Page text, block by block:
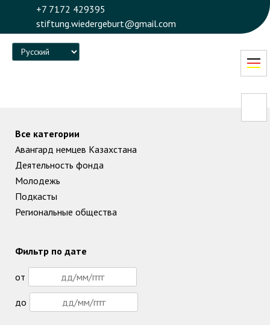
+7 7172 429395
stiftung.wiedergeburt@gmail.com
Language
Все категории
Авангард немцев Казахстана
Деятельность фонда
Молодежь
Подкасты
Региональные общества
Фильтр по дате
от
до